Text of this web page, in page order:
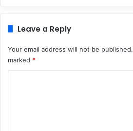
Leave a Reply
Your email address will not be published.
marked *